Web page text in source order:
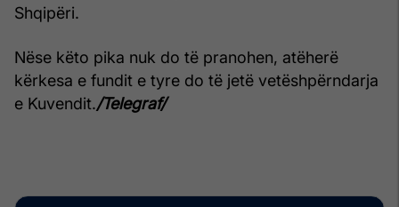
Shqipëri.
Nëse këto pika nuk do të pranohen, atëherë
kërkesa e fundit e tyre do të jetë vetëshpërndarja
e Kuvendit./Telegraf/